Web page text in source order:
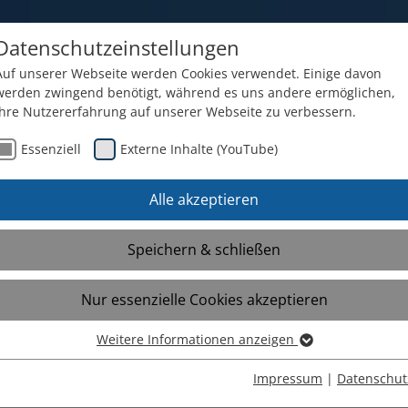
im Überblick Über uns Aktuelle
Und der Spaß davor – der
Motto: “Stöbern, entdecken, genießen – und
eine Spendensumme von 900 Euro für
unserer Webseite werden Cookies verwendet. Einige davon
zwingend benötigt, während es uns andere ermöglichen,
Nutzererfahrung auf unserer Webseite zu verbessern.
Essenziell Externe Inhalte (YouTube)
Alle akzeptieren
Speichern & schließen
Nur essenzielle Cookies akzeptieren
Essenzielle Cookies werden für grundlegende Funktionen der
Weitere Informationen anzeigen
Impressum |